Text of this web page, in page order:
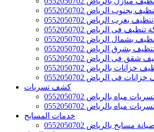
بجنوب الرياض 0552050702
بغرب الرياض 0552050702
فى الرياض 0552050702
بشمال الرياض 0552050702
بشرق الرياض 0552050702
فى الرياض 0552050702
بالرياض 0552050702
فى الرياض 0552050702
كشف تسربات
بالرياض 0552050702
بالرياض 0552050702
خدمات المسابح
مسابح بالرياض 0552050702